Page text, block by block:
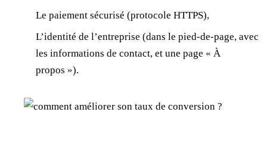
Le paiement sécurisé (protocole HTTPS),
L’identité de l’entreprise (dans le pied-de-page, avec
les informations de contact, et une page « À
propos »).